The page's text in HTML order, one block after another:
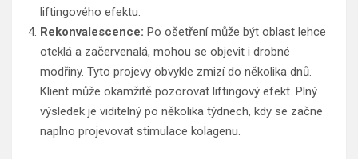
liftingového efektu.
Rekonvalescence: Po ošetření může být oblast lehce
oteklá a začervenalá, mohou se objevit i drobné
modřiny. Tyto projevy obvykle zmizí do několika dnů.
Klient může okamžitě pozorovat liftingový efekt. Plný
výsledek je viditelný po několika týdnech, kdy se začne
naplno projevovat stimulace kolagenu.